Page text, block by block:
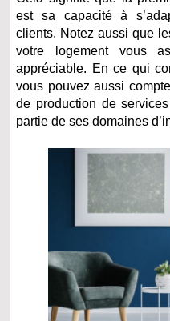
est sa capacité à
clients. Notez aussi que
votre logement vous
appréciable. En ce qui
vous pouvez aussi
de production de
partie de ses domaines